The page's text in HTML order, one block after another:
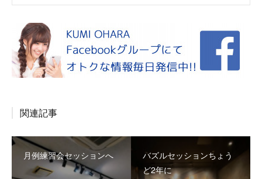
関連記事
月例練習会セッションへ
バズルセッションちょう
ど2年に